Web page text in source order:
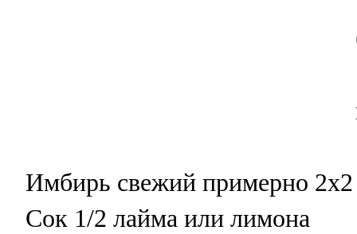
Имбирь свежий примерно
Сок 1/2 лайма или лимона